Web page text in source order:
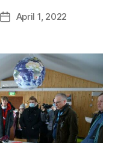
PostApril 1, 2022